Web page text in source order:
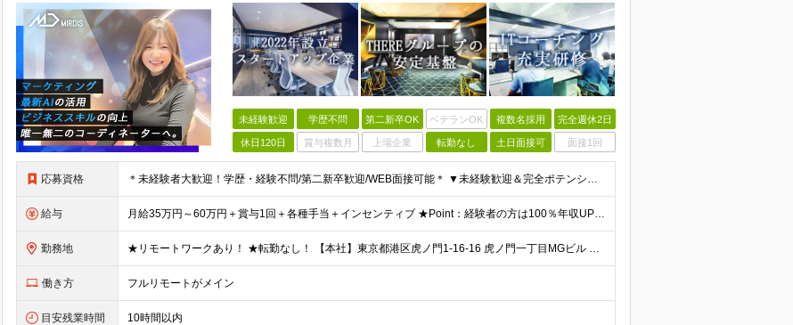
未経験歓迎 学歴不問 第二新卒OK ベテランOK 複数名採用 完全週休2日
休日120日 賞与複数月 上場企業 転勤なし 土日面接可 面接1回
応募資格 ＊未経験者大歓迎！学歴・経験不問/第二新卒歓迎/WEB面接可能＊ ▼未経験歓迎＆完全ポテンシャル採用！▼ 経験は一切不問！ 面接では「あなたの想い」を教えてください◎ ▼こんな方を歓迎します！▼
給与 月給35万円～60万円＋賞与1回＋各種手当＋インセンティブ ★Point：経験者の方は100％年収UPでの待遇提示も可能！ 【インセンティブについて】 プロジェクト報酬：PJ単価に応じて支給 ※
勤務地 ★リモートワークあり！ ★転勤なし！ 【本社】東京都港区虎ノ門1-16-16 虎ノ門一丁目MGビル ∟虎ノ門駅から徒歩3分のピカピカのオフィス ※その他、1都3県を中心としたプロジェクト先 ※親会
働き方 フルリモートがメイン
目安残業時間 10時間以内